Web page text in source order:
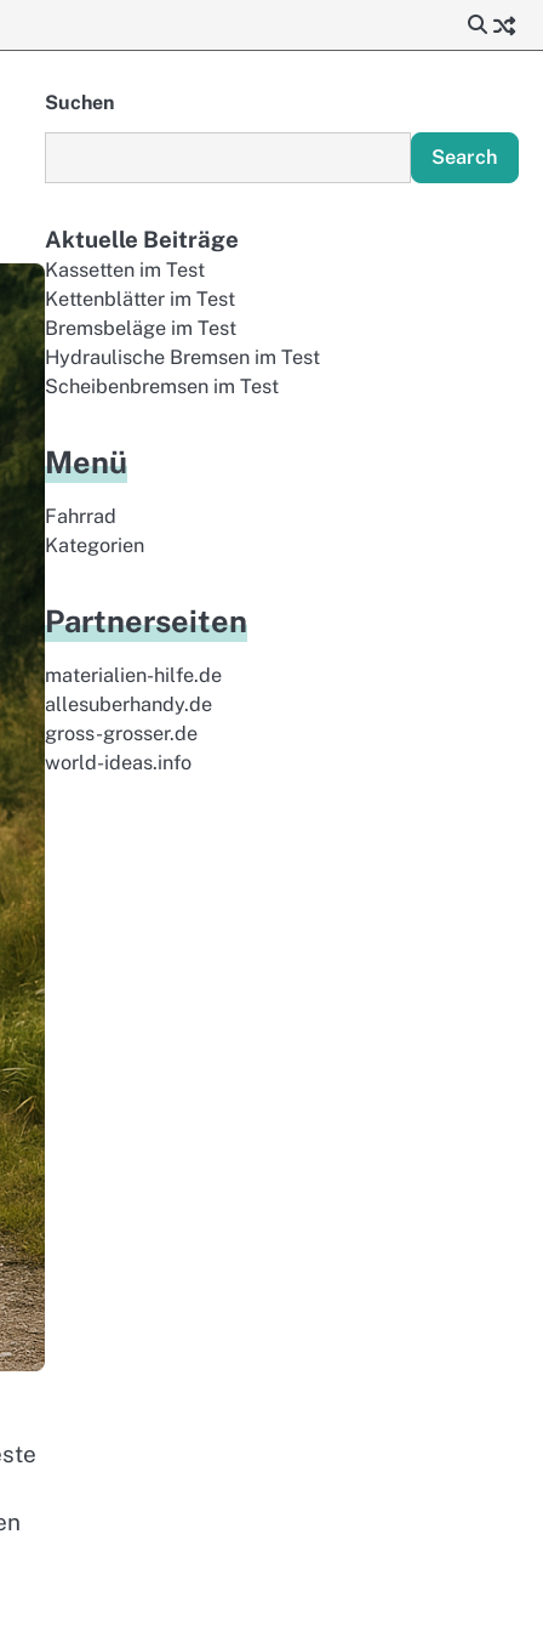
Suchen
Search
Aktuelle Beiträge
Kassetten im Test
Kettenblätter im Test
Bremsbeläge im Test
Hydraulische Bremsen im Test
Scheibenbremsen im Test
Menü
Fahrrad
Kategorien
Partnerseiten
materialien-hilfe.de
allesuberhandy.de
gross-grosser.de
world-ideas.info